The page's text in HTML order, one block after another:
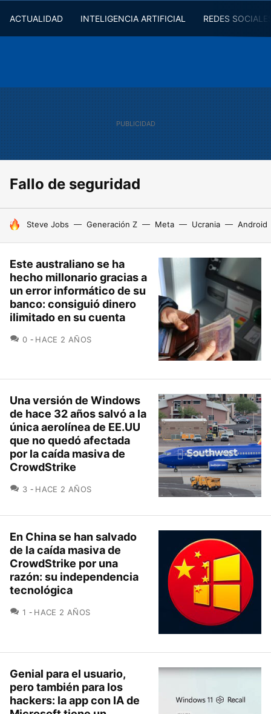
ACTUALIDAD INTELIGENCIA ARTIFICIAL REDES
Fallo de seguridad
HOY SE HABLA DE
Steve Jobs Generación Z Meta Ucrania Android
Este australiano se ha
hecho millonario gracias a
un error informático de su
banco: consiguió dinero
ilimitado en su cuenta
0 COMENTARIOS
HACE 2 AÑOS
Una versión de Windows
de hace 32 años salvó a la
única aerolínea de EE.UU
que no quedó afectada
por la caída masiva de
CrowdStrike
3 COMENTARIOS
HACE 2 AÑOS
En China se han salvado
de la caída masiva de
CrowdStrike por una
razón: su independencia
tecnológica
1 COMENTARIOS
HACE 2 AÑOS
Genial para el usuario,
pero también para los
hackers: la app con IA de